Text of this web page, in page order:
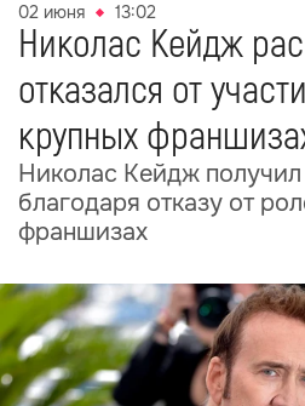
02 июня 13:02
Николас Кейдж
отказался от
крупных
Николас Кейдж
благодаря отказу от
франшизах